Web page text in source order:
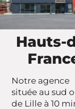
Hauts-
Notre agence
située au sud
de Lille à 10